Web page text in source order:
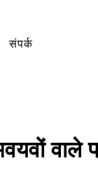
संपर्क
वाले